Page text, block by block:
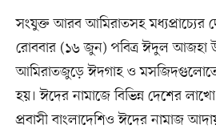
সংযুক্ত আরব আমিরাতসহ
রোববার (১৬ জুন) পবিত্র ঈদুল আজহা
আমিরাতজুড়ে ঈদগাহ ও
হয়। ঈদের নামাজে বিভিন্ন দেশের
প্রবাসী বাংলাদেশিও ঈদের নামাজ